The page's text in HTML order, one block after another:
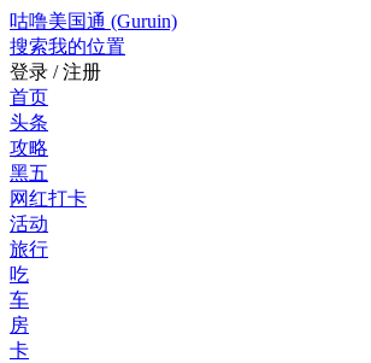
咕噜美国通 (Guruin)
搜索我的位置
登录 / 注册
首页
头条
攻略
黑五
网红打卡
活动
旅行
吃
车
房
卡